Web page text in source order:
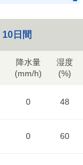
10日間
降水量
(mm/h)
湿度
(%)
0 48
0 60